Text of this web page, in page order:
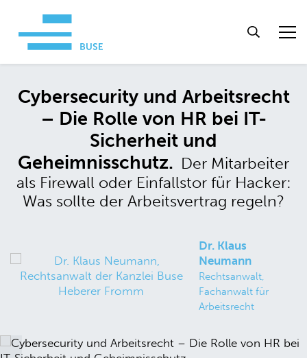
Cybersecurity und Arbeitsrecht
– Die Rolle von HR bei IT-
Sicherheit und
Geheimnisschutz. Der Mitarbeiter
als Firewall oder Einfallstor für Hacker:
Was sollte der Arbeitsvertrag regeln?
Dr. Klaus
Neumann
Rechtsanwalt,
Fachanwalt für
Arbeitsrecht